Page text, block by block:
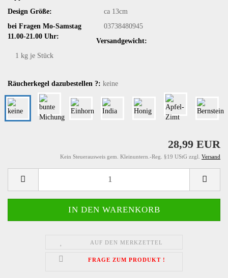
Design Größe:
ca 13cm
bei Fragen Mo-Samstag
11.00-21.00 Uhr:
03738480945
Versandgewicht:
1 kg je Stück
Räucherkegel dazubestellen ?: keine
28,99 EUR
Kein Steuerausweis gem. Kleinuntern.-Reg. §19 UStG zzgl. Versand
AUF DEN MERKZETTEL
FRAGE ZUM PRODUKT !